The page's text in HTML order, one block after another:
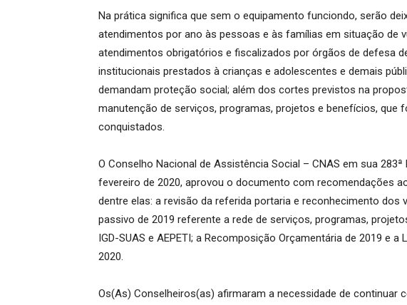
Na prática significa que sem o equipamento funciondo, serão
atendimentos por ano às pessoas e às famílias em situação de
atendimentos obrigatórios e fiscalizados por órgãos de defesa
institucionais prestados à crianças e adolescentes e demais
demandam proteção social; além dos cortes previstos na
manutenção de serviços, programas, projetos e benefícios, que
conquistados.
O Conselho Nacional de Assistência Social – CNAS em sua 283ª
fevereiro de 2020, aprovou o documento com recomendações
dentre elas: a revisão da referida portaria e reconhecimento dos
passivo de 2019 referente a rede de serviços, programas,
IGD-SUAS e AEPETI; a Recomposição Orçamentária de 2019 e
2020.
Os(As) Conselheiros(as) afirmaram a necessidade de continuar